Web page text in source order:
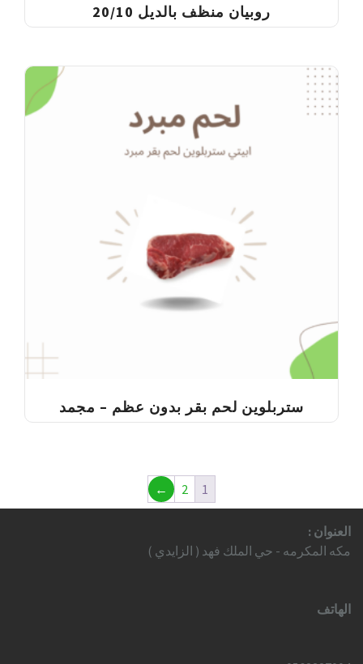
روبيان منظف بالديل 20/10
ستربلوين لحم بقر بدون عظم – مجمد
1
2
←
العنوان :
مكه المكرمه - حي الملك فهد ( الزايدي )
الهاتف